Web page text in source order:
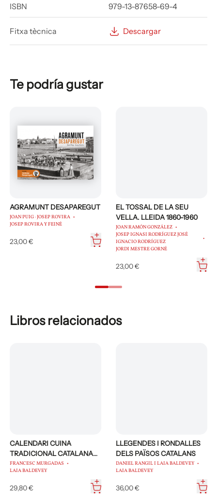
ISBN 979-13-87658-69-4
Fitxa tècnica Descargar
Te podría gustar
AGRAMUNT DESAPAREGUT
JOAN PUIG · JOSEP ROVIRA
JOSEP ROVIRA Y FEINÉ
23,00 €
EL TOSSAL DE LA SEU
VELLA. LLEIDA 1860-1960
JOAN RAMÓN GONZÁLEZ
JOSEP IGNASI RODRÍGUEZ JOSÉ
IGNACIO RODRÍGUEZ
JORDI MESTRE GORNÉ
23,00 €
Libros relacionados
CALENDARI CUINA
TRADICIONAL CATALANA
2026
FRANCESC MURGADAS
LAIA BALDEVEY
29,80 €
LLEGENDES I RONDALLES
DELS PAÏSOS CATALANS
DANIEL RANGIL I LAIA BALDEVEY
LAIA BALDEVEY
36,00 €